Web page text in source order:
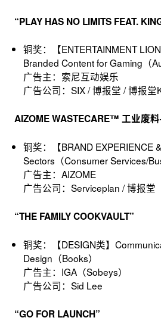
“PLAY HAS NO LIMITS FEAT.
铜奖：【ENTERTAINMENT
Branded Content for Gaming（
广告主：索尼互动娱乐
广告公司：SIX / 博报堂 / 博报堂
AIZOME WASTECARE™ 工业废
铜奖：【BRAND EXPERIENCE &
Sectors（Consumer Services/
广告主：AIZOME
广告公司：Serviceplan / 博报堂
“THE FAMILY COOKVAULT”
铜奖：【DESIGN类】
Design（Books）
广告主：IGA（Sobeys）
广告公司：Sid Lee
“GO FOR LAUNCH”